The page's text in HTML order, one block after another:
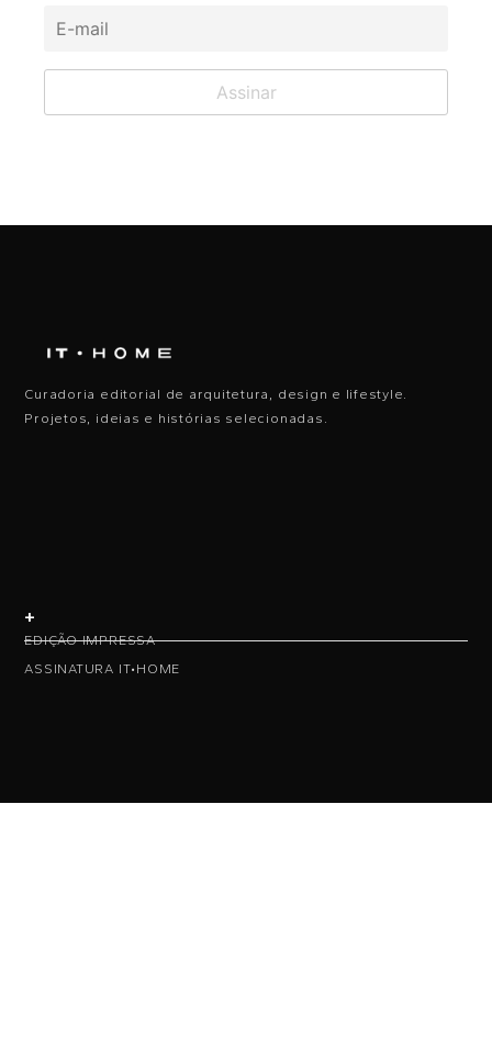
Curadoria editorial de arquitetura, design e lifestyle.
Projetos, ideias e histórias selecionadas.
+
EDIÇÃO IMPRESSA
ASSINATURA IT•HOME